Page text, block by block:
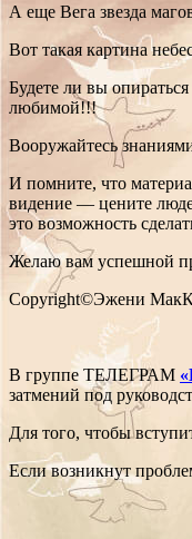
А еще Вега звезда
Вот такая картина
Будете ли вы
любимой!!!
Вооружайтесь
И помните, что
видение — цените
это возможность
Желаю вам успешной
Copyright©Эжени
В группе ТЕЛЕГРАМ
затмений под
Для того, чтобы
Если возникнут